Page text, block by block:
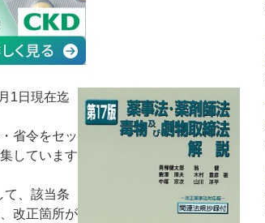
1日現在迄
省令をセッ
しています
て、該当条
改正箇所が